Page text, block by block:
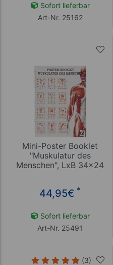
Sofort lieferbar
Art-Nr. 25162
Mini-Poster Booklet
"Muskulatur des
Menschen", LxB 34x24
44,95€ *
Sofort lieferbar
Art-Nr. 25491
(3)